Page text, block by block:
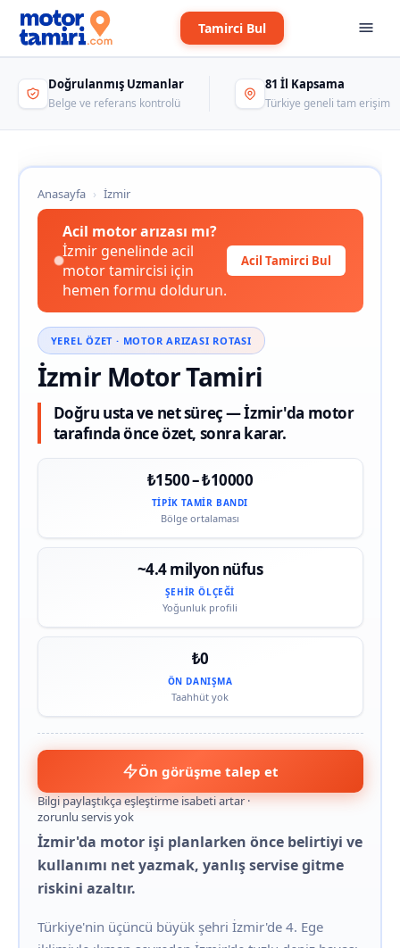
Tamirci Bul
Doğrulanmış Uzmanlar
Belge ve referans kontrolü
81 İl Kapsama
Türkiye geneli tam erişim
Anasayfa › İzmir
Acil motor arızası mı?
İzmir genelinde acil
motor tamircisi için
hemen formu doldurun.
Acil Tamirci Bul
YEREL ÖZET · MOTOR ARIZASI ROTASI
İzmir Motor Tamiri
Doğru usta ve net süreç — İzmir'da motor
tarafında önce özet, sonra karar.
₺1500 – ₺10000
TIPIK TAMIR BANDI
Bölge ortalaması
~4.4 milyon nüfus
ŞEHIR ÖLÇEĞI
Yoğunluk profili
₺0
ÖN DANIŞMA
Taahhüt yok
Ön görüşme talep et
Bilgi paylaştıkça eşleştirme isabeti artar ·
zorunlu servis yok
İzmir'da motor işi planlarken önce belirtiyi ve
kullanımı net yazmak, yanlış servise gitme
riskini azaltır.
Türkiye'nin üçüncü büyük şehri İzmir'de 4. Ege